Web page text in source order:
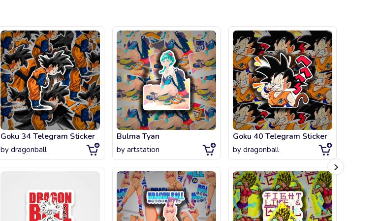
Goku 34 Telegram Sticker
by dragonball
Bulma Tyan
by artstation
Goku 40 Telegram Sticker
by dragonball